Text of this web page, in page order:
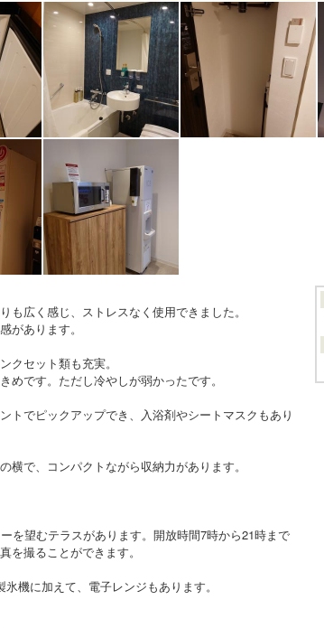
も広く感じ、ストレスなく使用できました。
があります。
クセット類も充実。
めです。ただし冷やしが弱かったです。
トでピックアップでき、入浴剤やシートマスクもあり
横で、コンパクトながら収納力があります。
を望むテラスがあります。開放時間7時から21時まで
を撮ることができます。
機に加えて、電子レンジもあります。